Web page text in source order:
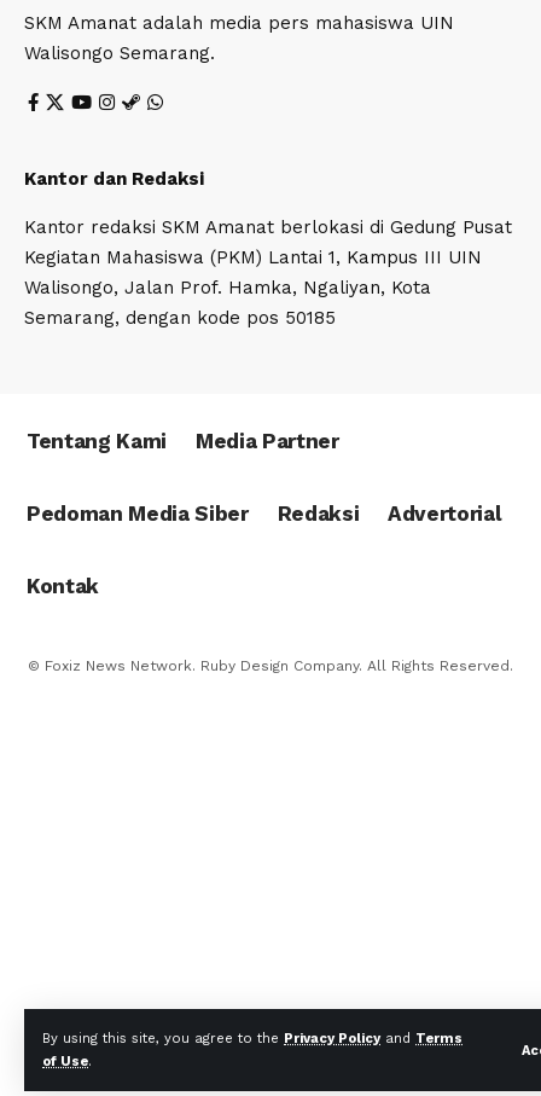
By using this site, you agree to the Privacy Policyand Terms
of Use.
SKM Amanat adalah media pers mahasiswa UIN
Walisongo Semarang.
Kantor dan Redaksi
Kantor redaksi SKM Amanat berlokasi di Gedung Pusat
Kegiatan Mahasiswa (PKM) Lantai 1, Kampus III UIN
Walisongo, Jalan Prof. Hamka, Ngaliyan, Kota
Semarang, dengan kode pos 50185
Tentang Kami Media Partner
Pedoman Media Siber Redaksi Advertorial
Kontak
© Foxiz News Network. Ruby Design Company. All Rights Reserved.